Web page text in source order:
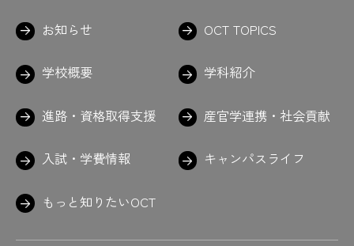
お知らせ OCT TOPICS
学校概要 学科紹介
進路・資格取得支援
入試・学費情報 キャンパスライフ
産官学連携・社会貢献
もっと知りたいOCT